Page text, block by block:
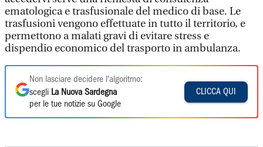
ematologica e trasfusionale del medico di base. Le
trasfusioni vengono effettuate in tutto il territorio, e
permettono a malati gravi di evitare stress e
dispendio economico del trasporto in ambulanza.
Non lasciare decidere l'algoritmo:
scegli La Nuova Sardegna
per le tue notizie su Google
CLICCA QUI